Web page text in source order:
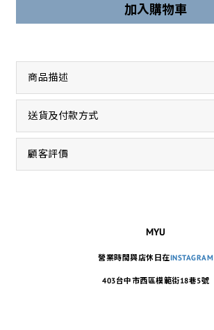
加入購物車
商品描述
送貨及付款方式
顧客評價
MYU
營業時間與店休日在INSTAGRAM
403台中市西區模範街18巷5號